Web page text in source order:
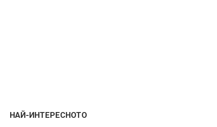
НАЙ-ИНТЕРЕСНОТО